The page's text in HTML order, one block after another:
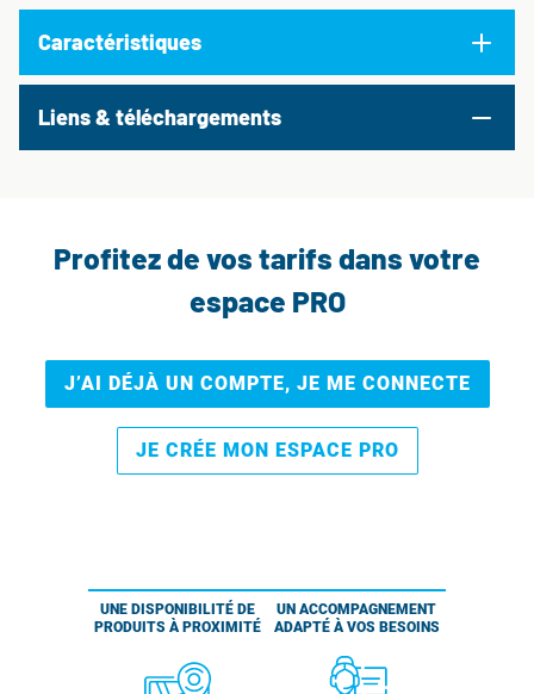
Caractéristiques
Liens & téléchargements
Profitez de vos tarifs dans votre
espace PRO
J’AI DÉJÀ UN COMPTE, JE ME CONNECTE
JE CRÉE MON ESPACE PRO
UNE DISPONIBILITÉ DE
PRODUITS À PROXIMITÉ
UN ACCOMPAGNEMENT
ADAPTÉ À VOS BESOINS